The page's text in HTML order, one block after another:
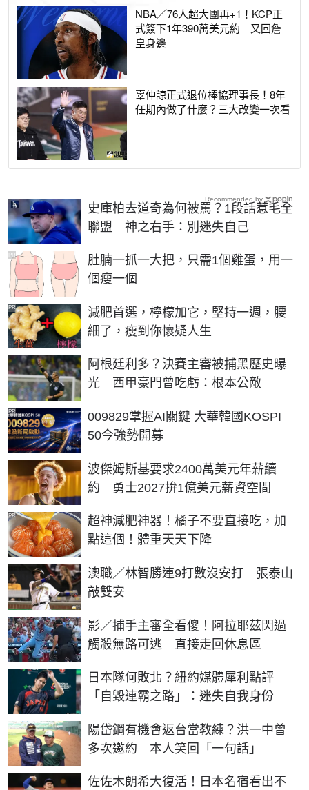
NBA／76人超大團再+1！KCP正
式簽下1年390萬美元約 又回詹
皇身邊
辜仲諒正式退位棒協理事長！8年
任期內做了什麼？三大改變一次看
史庫柏去道奇為何被罵？1段話惹毛全
聯盟 神之右手：別迷失自己
肚腩一抓一大把，只需1個雞蛋，用一
個瘦一個
PR
減肥首選，檸檬加它，堅持一週，腰
細了，瘦到你懷疑人生
PR
阿根廷利多？決賽主審被捕黑歷史曝
光 西甲豪門曾吃虧：根本公敵
009829掌握AI關鍵 大華韓國KOSPI
50今強勢開募
PR
波傑姆斯基要求2400萬美元年薪續
約 勇士2027拚1億美元薪資空間
超神減肥神器！橘子不要直接吃，加
點這個！體重天天下降
PR
澳職／林智勝連9打數沒安打 張泰山
敲雙安
影／捕手主審全看傻！阿拉耶茲閃過
觸殺無路可逃 直接走回休息區
日本隊何敗北？紐約媒體犀利點評
「自毀連霸之路」：迷失自我身份
陽岱鋼有機會返台當教練？洪一中曾
多次邀約 本人笑回「一句話」
佐佐木朗希大復活！日本名宿看出不
Recommended by